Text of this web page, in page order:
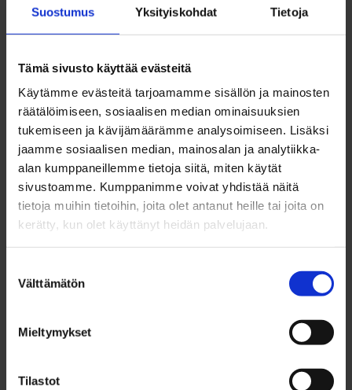
Suostumus Yksityiskohdat Tietoja
Tämä sivusto käyttää evästeitä
Käytämme evästeitä tarjoamamme sisällön ja mainosten
räätälöimiseen, sosiaalisen median ominaisuuksien
tukemiseen ja kävijämäärämme analysoimiseen. Lisäksi
jaamme sosiaalisen median, mainosalan ja analytiikka-
alan kumppaneillemme tietoja siitä, miten käytät
sivustoamme. Kumppanimme voivat yhdistää näitä
tietoja muihin tietoihin, joita olet antanut heille tai joita on
kerätty, kun olet käyttänyt heidän palvelujaan.
valinta
Välttämätön
Mieltymykset
Tilastot
marraskuu 2022
lokakuu 2022
elokuu 2022
heinäkuu 2022
kesäkuu 2022
toukokuu 2022
huhtikuu 2022
maaliskuu 2022
helmikuu 2022
tammikuu 2022
joulukuu 2021
lokakuu 2021
syyskuu 2021
heinäkuu 2021